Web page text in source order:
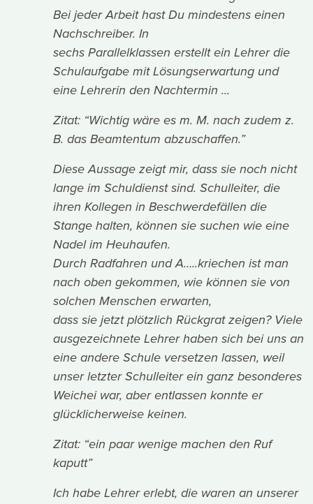
Bei jeder Arbeit hast Du mindestens einen
Nachschreiber. In
sechs Parallelklassen erstellt ein Lehrer die
Schulaufgabe mit Lösungserwartung und
eine Lehrerin den Nachtermin ...
Zitat: “Wichtig wäre es m. M. nach zudem z.
B. das Beamtentum abzuschaffen.”
Diese Aussage zeigt mir, dass sie noch nicht
lange im Schuldienst sind. Schulleiter, die
ihren Kollegen in Beschwerdefällen die
Stange halten, können sie suchen wie eine
Nadel im Heuhaufen.
Durch Radfahren und A…..kriechen ist man
nach oben gekommen, wie können sie von
solchen Menschen erwarten,
dass sie jetzt plötzlich Rückgrat zeigen? Viele
ausgezeichnete Lehrer haben sich bei uns an
eine andere Schule versetzen lassen, weil
unser letzter Schulleiter ein ganz besonderes
Weichei war, aber entlassen konnte er
glücklicherweise keinen.
Zitat: “ein paar wenige machen den Ruf
kaputt”
Ich habe Lehrer erlebt, die waren an unserer